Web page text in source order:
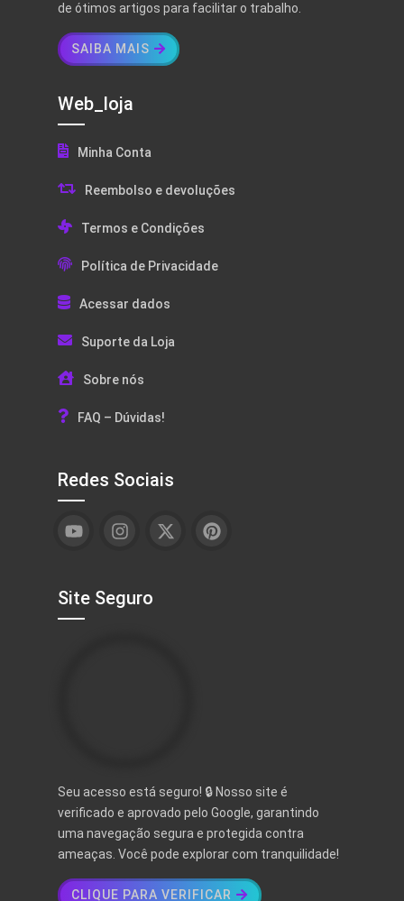
de ótimos artigos para facilitar o trabalho.
SAIBA MAIS
Web_loja
Minha Conta
Reembolso e devoluções
Termos e Condições
Política de Privacidade
Acessar dados
Suporte da Loja
Sobre nós
FAQ – Dúvidas!
Redes Sociais
Site Seguro
Seu acesso está seguro! 🔒 Nosso site é
verificado e aprovado pelo Google, garantindo
uma navegação segura e protegida contra
ameaças. Você pode explorar com tranquilidade!
CLIQUE PARA VERIFICAR